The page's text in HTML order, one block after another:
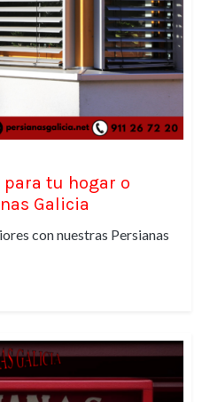
para tu hogar o
Galicia
con nuestras Persianas